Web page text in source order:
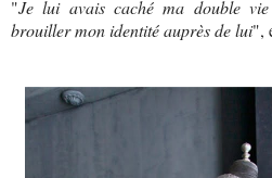
"Je lui avais caché ma double
brouiller mon identité auprès de lui",